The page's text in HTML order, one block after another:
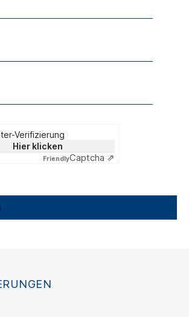
Verifizierung
Hier klicken
FriendlyCaptcha ⇗